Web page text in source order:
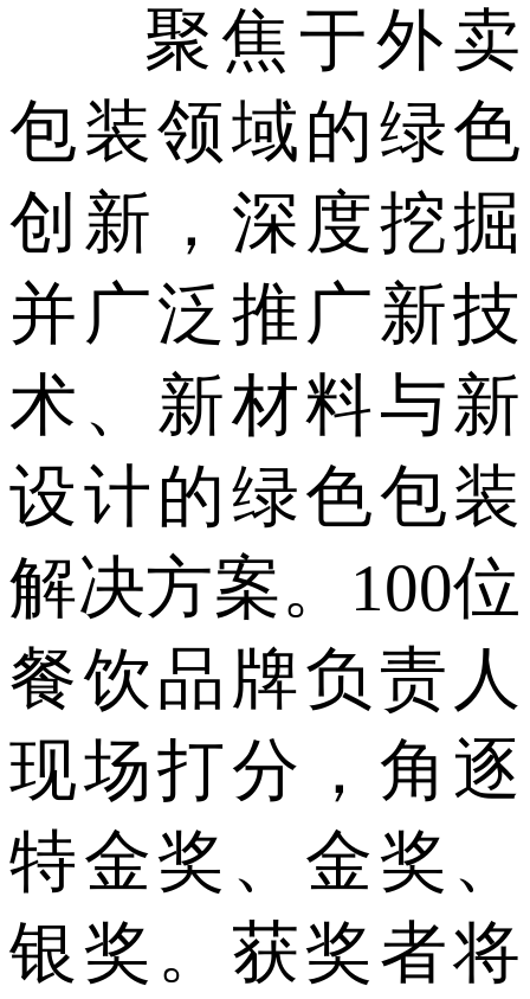
聚焦于外卖
包装领域的绿色
创新，深度挖掘
并广泛推广新技
术、新材料与新
设计的绿色包装
解决方案。100位
餐饮品牌负责人
现场打分，角逐
特金奖、金奖、
银奖。获奖者将